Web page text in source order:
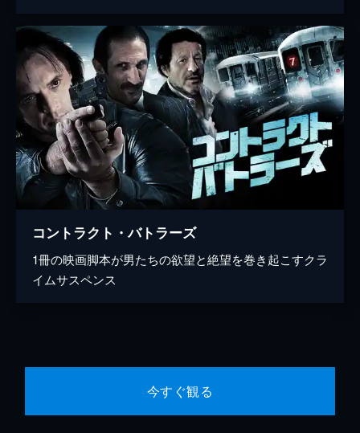
コントラクト・バトラーズ
1冊の映画脚本が男たちの欲望と絶望を巻き起こすクラ
イムサスペンス
今すぐ観る